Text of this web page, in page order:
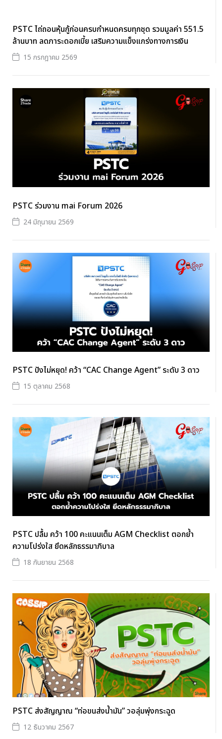
PSTC ไถ่ถอนหุ้นกู้ก่อนครบกำหนดครบทุกชุด รวมมูลค่า 551.5
ล้านบาท ลดภาระดอกเบี้ย เสริมความแข็งแกร่งทางการเงิน
15 กรกฎาคม 2569
PSTC ร่วมงาน mai Forum 2026
24 มิถุนายน 2569
PSTC ปังไม่หยุด! คว้า “CAC Change Agent” ระดับ 3 ดาว
15 ตุลาคม 2568
PSTC ปลื้ม คว้า 100 คะแนนเต็ม AGM Checklist ตอกย้ำ
ความโปร่งใส ยึดหลักธรรมาภิบาล
18 กันยายน 2568
PSTC ส่งสัญญาณ “ท่อขนส่งน้ำมัน” วอลุ่มพุ่งกระฉูด
12 ธันวาคม 2567